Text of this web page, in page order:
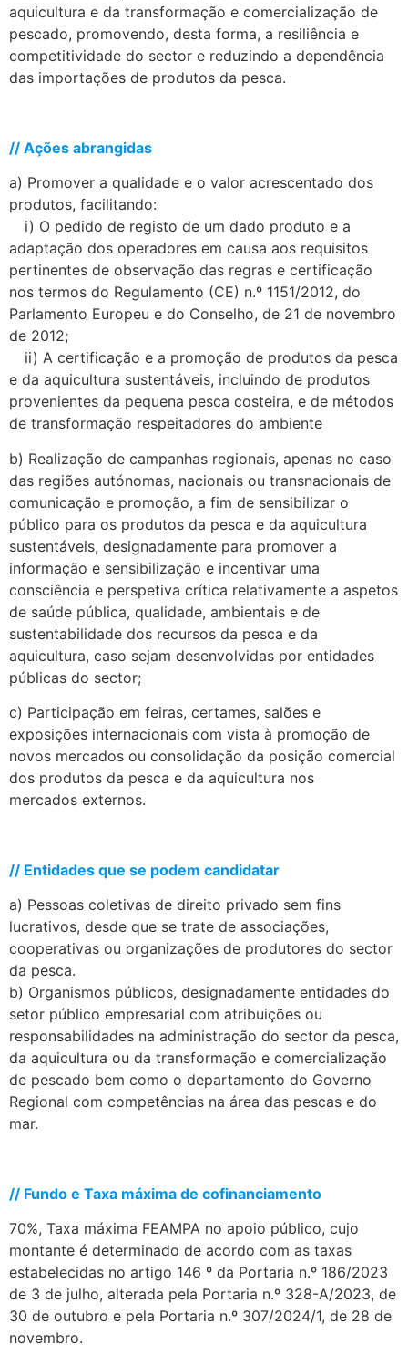
aquicultura e da transformação e comercialização de
pescado, promovendo, desta forma, a resiliência e
competitividade do sector e reduzindo a dependência
das importações de produtos da pesca.
// Ações abrangidas
a) Promover a qualidade e o valor acrescentado dos
produtos, facilitando:
i) O pedido de registo de um dado produto e a
adaptação dos operadores em causa aos requisitos
pertinentes de observação das regras e certificação
nos termos do Regulamento (CE) n.º 1151/2012, do
Parlamento Europeu e do Conselho, de 21 de novembro
de 2012;
ii) A certificação e a promoção de produtos da pesca
e da aquicultura sustentáveis, incluindo de produtos
provenientes da pequena pesca costeira, e de métodos
de transformação respeitadores do ambiente
b) Realização de campanhas regionais, apenas no caso
das regiões autónomas, nacionais ou transnacionais de
comunicação e promoção, a fim de sensibilizar o
público para os produtos da pesca e da aquicultura
sustentáveis, designadamente para promover a
informação e sensibilização e incentivar uma
consciência e perspetiva crítica relativamente a aspetos
de saúde pública, qualidade, ambientais e de
sustentabilidade dos recursos da pesca e da
aquicultura, caso sejam desenvolvidas por entidades
públicas do sector;
c) Participação em feiras, certames, salões e
exposições internacionais com vista à promoção de
novos mercados ou consolidação da posição comercial
dos produtos da pesca e da aquicultura nos
mercados externos.
// Entidades que se podem candidatar
a) Pessoas coletivas de direito privado sem fins
lucrativos, desde que se trate de associações,
cooperativas ou organizações de produtores do sector
da pesca.
b) Organismos públicos, designadamente entidades do
setor público empresarial com atribuições ou
responsabilidades na administração do sector da pesca,
da aquicultura ou da transformação e comercialização
de pescado bem como o departamento do Governo
Regional com competências na área das pescas e do
mar.
// Fundo e Taxa máxima de cofinanciamento
70%, Taxa máxima FEAMPA no apoio público, cujo
montante é determinado de acordo com as taxas
estabelecidas no artigo 146 º da Portaria n.º 186/2023
de 3 de julho, alterada pela Portaria n.º 328-A/2023, de
30 de outubro e pela Portaria n.º 307/2024/1, de 28 de
novembro.